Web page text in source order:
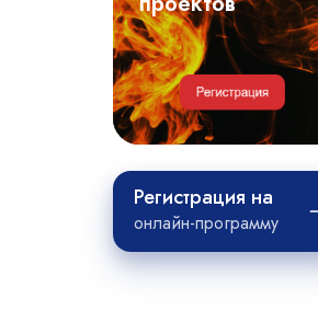
проектов
Регистрация на
онлайн-программу
Регистрация